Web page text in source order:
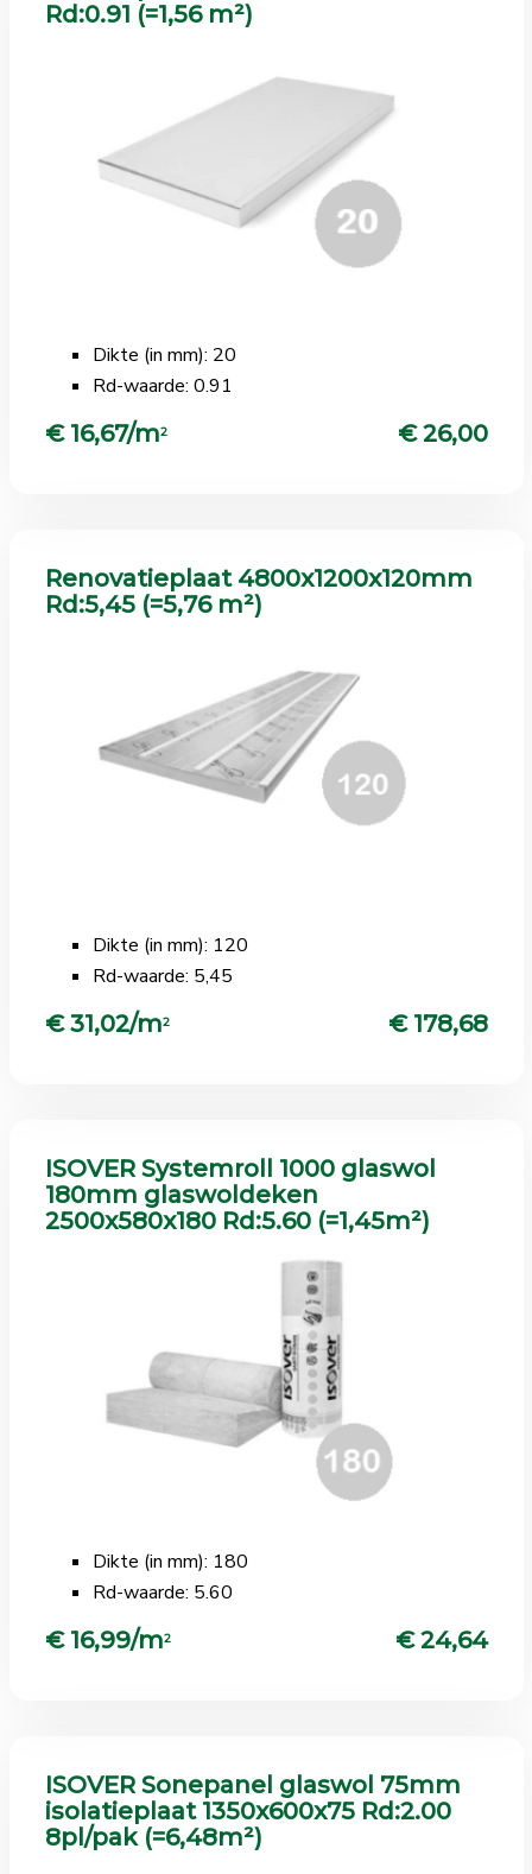
Rd:0.91 (=1,56 m²)
Dikte (in mm): 20
Rd-waarde: 0.91
€ 16,67/m2 € 26,00
Renovatieplaat 4800x1200x120mm
Rd:5,45 (=5,76 m²)
Dikte (in mm): 120
Rd-waarde: 5,45
€ 31,02/m2 € 178,68
ISOVER Systemroll 1000 glaswol
180mm glaswoldeken
2500x580x180 Rd:5.60 (=1,45m²)
Dikte (in mm): 180
Rd-waarde: 5.60
€ 16,99/m2 € 24,64
ISOVER Sonepanel glaswol 75mm
isolatieplaat 1350x600x75 Rd:2.00
8pl/pak (=6,48m²)